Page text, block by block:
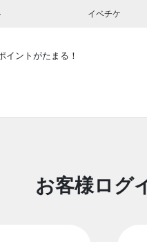
イベチケ
イントがたまる！
お客様ログ